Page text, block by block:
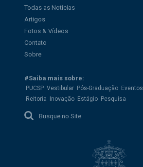
Todas as Notícias
Artigos
Fotos & Vídeos
Contato
Sobre
#Saiba mais sobre:
PUCSP Vestibular Pós-Graduação Eventos
Reitoria
Inovação Estágio Pesquisa
Busque no Site